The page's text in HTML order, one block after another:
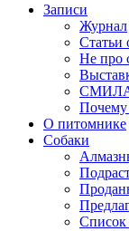
Записи
Журнал
Статьи
Не про
Почему
О питомнике
Собаки